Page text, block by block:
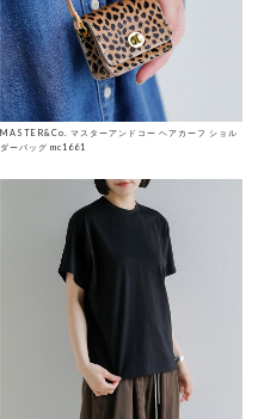
MASTER&Co. マスターアンドコー ヘアカーフ ショル
ダーバッグ mc1661